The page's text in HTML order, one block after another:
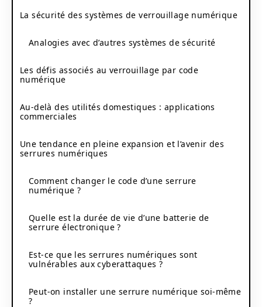
La sécurité des systèmes de verrouillage numérique
Analogies avec d’autres systèmes de sécurité
Les défis associés au verrouillage par code
numérique
Au-delà des utilités domestiques : applications
commerciales
Une tendance en pleine expansion et l’avenir des
serrures numériques
Comment changer le code d’une serrure
numérique ?
Quelle est la durée de vie d’une batterie de
serrure électronique ?
Est-ce que les serrures numériques sont
vulnérables aux cyberattaques ?
Peut-on installer une serrure numérique soi-même
?